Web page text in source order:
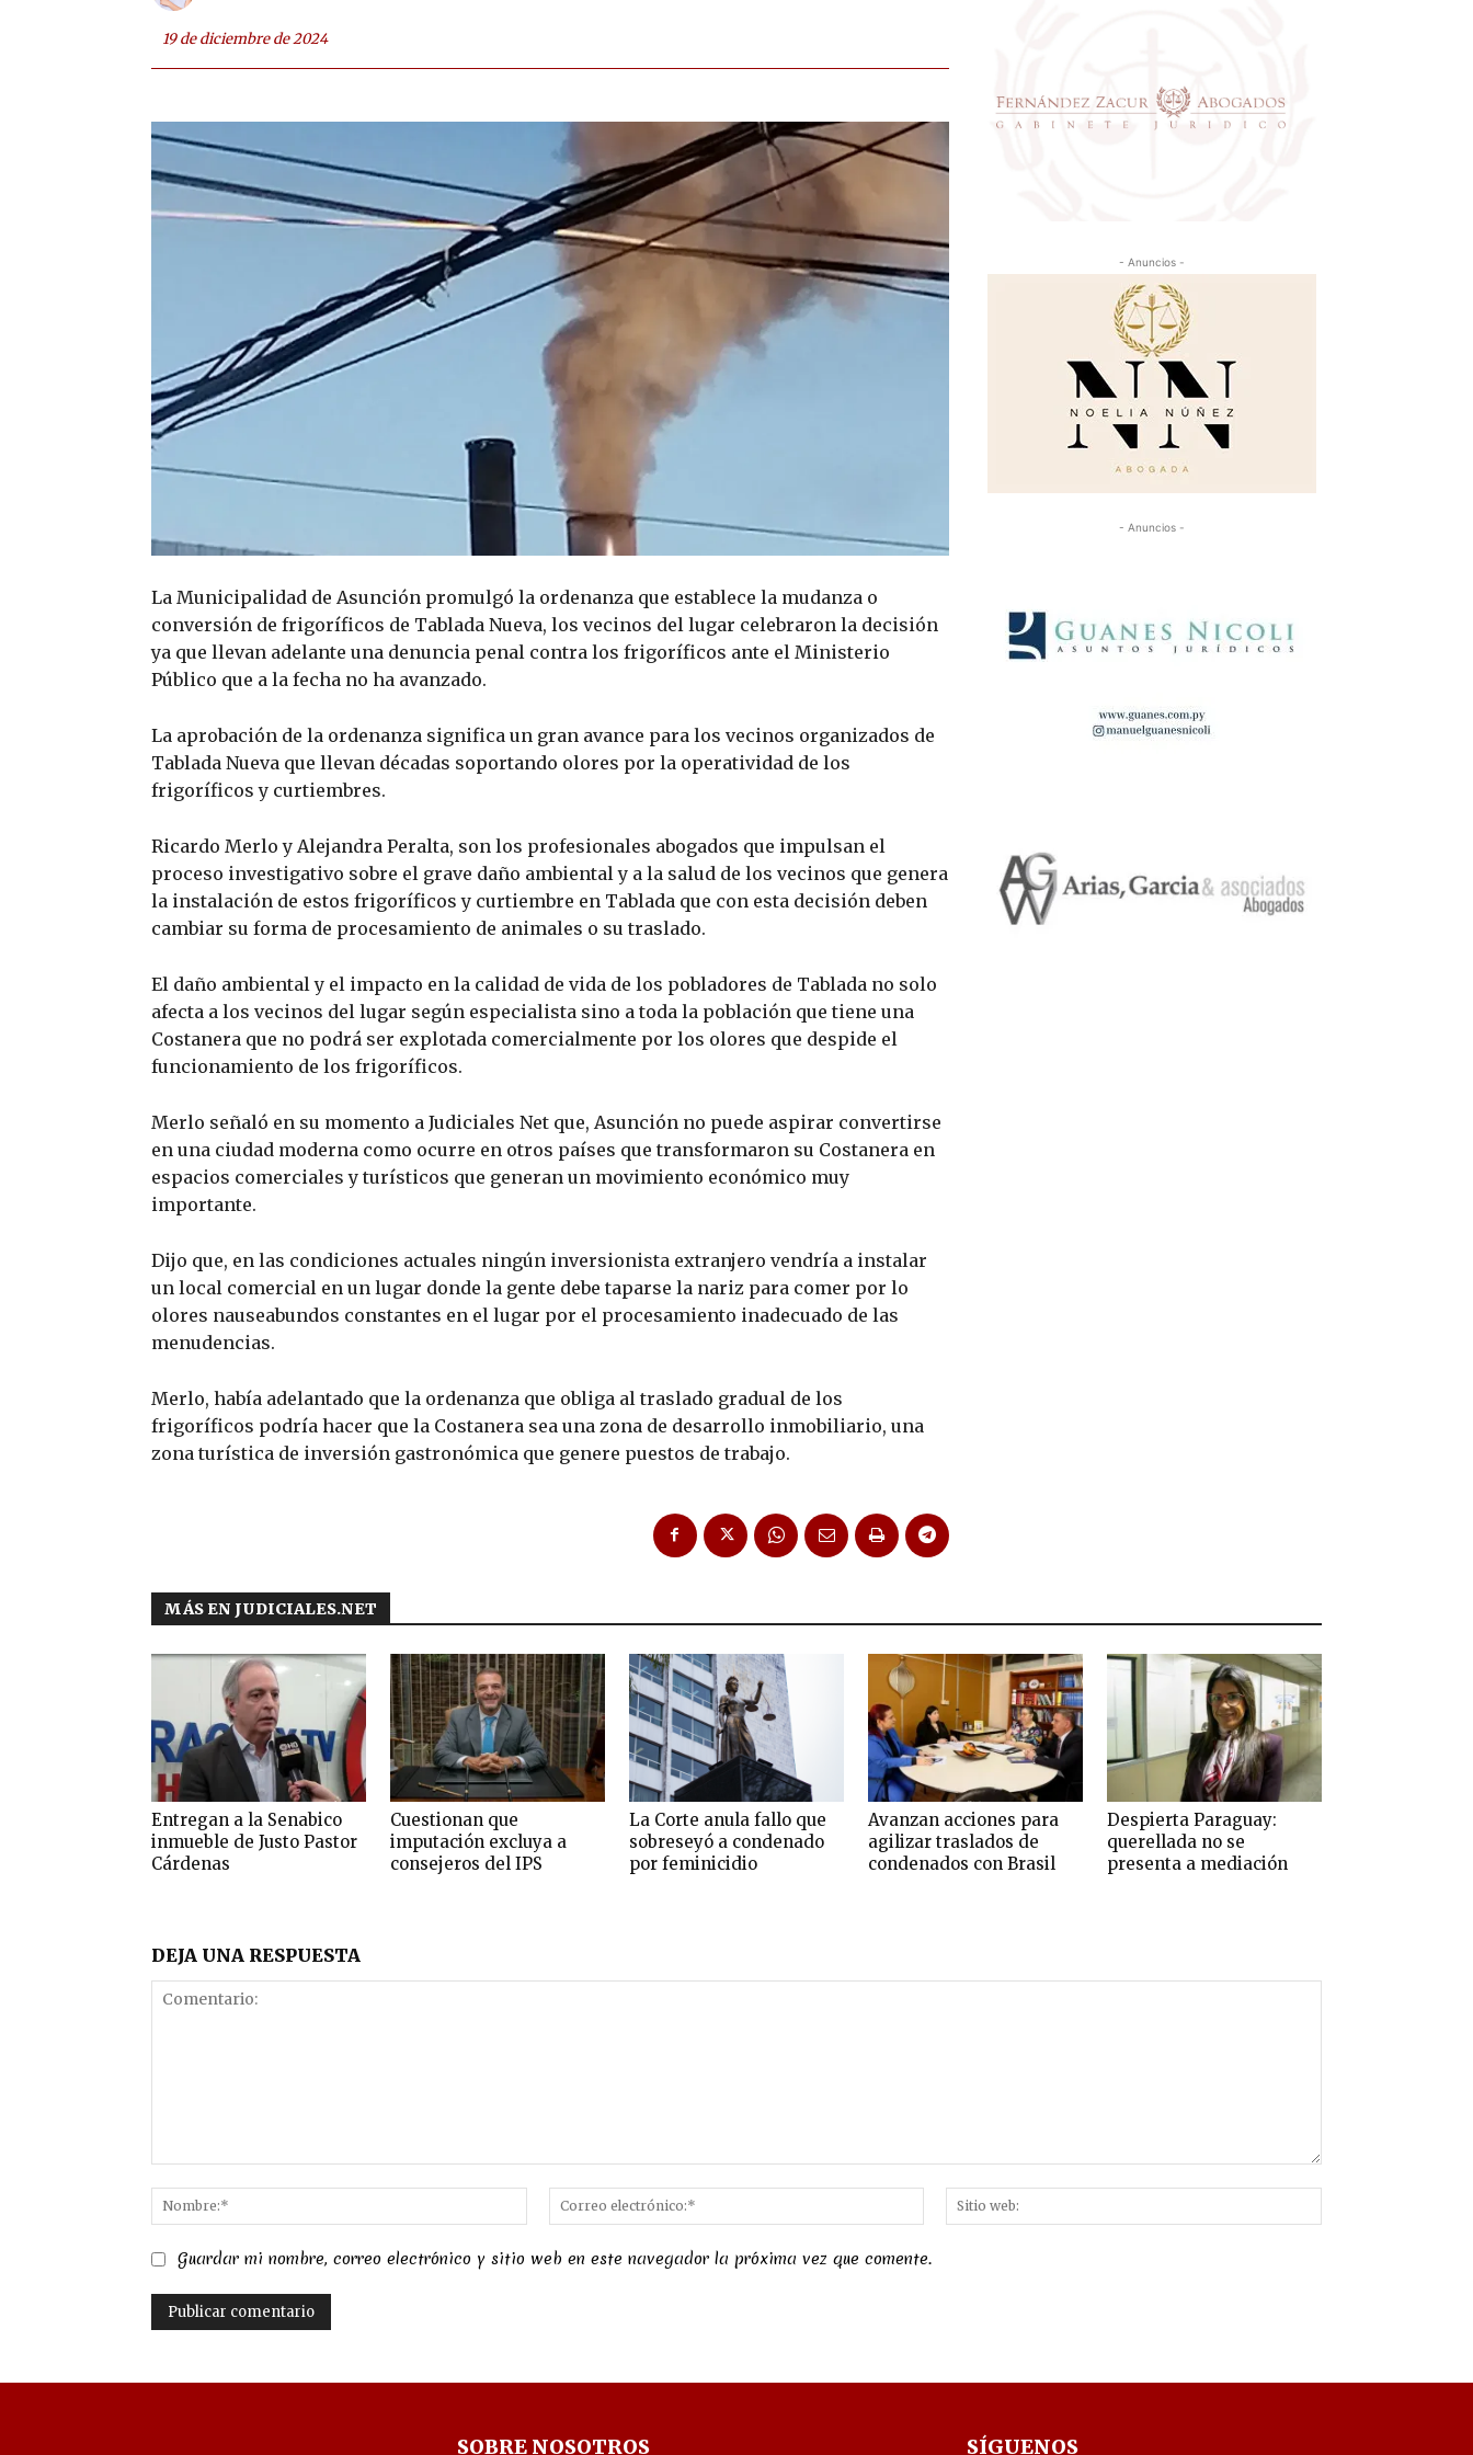
19 de diciembre de 2024
La Municipalidad de Asunción promulgó la ordenanza que establece la mudanza o
conversión de frigoríficos de Tablada Nueva, los vecinos del lugar celebraron la decisión
ya que llevan adelante una denuncia penal contra los frigoríficos ante el Ministerio
Público que a la fecha no ha avanzado.
La aprobación de la ordenanza significa un gran avance para los vecinos organizados de
Tablada Nueva que llevan décadas soportando olores por la operatividad de los
frigoríficos y curtiembres.
Ricardo Merlo y Alejandra Peralta, son los profesionales abogados que impulsan el
proceso investigativo sobre el grave daño ambiental y a la salud de los vecinos que genera
la instalación de estos frigoríficos y curtiembre en Tablada que con esta decisión deben
cambiar su forma de procesamiento de animales o su traslado.
El daño ambiental y el impacto en la calidad de vida de los pobladores de Tablada no solo
afecta a los vecinos del lugar según especialista sino a toda la población que tiene una
Costanera que no podrá ser explotada comercialmente por los olores que despide el
funcionamiento de los frigoríficos.
Merlo señaló en su momento a Judiciales Net que, Asunción no puede aspirar convertirse
en una ciudad moderna como ocurre en otros países que transformaron su Costanera en
espacios comerciales y turísticos que generan un movimiento económico muy
importante.
Dijo que, en las condiciones actuales ningún inversionista extranjero vendría a instalar
un local comercial en un lugar donde la gente debe taparse la nariz para comer por lo
olores nauseabundos constantes en el lugar por el procesamiento inadecuado de las
menudencias.
Merlo, había adelantado que la ordenanza que obliga al traslado gradual de los
frigoríficos podría hacer que la Costanera sea una zona de desarrollo inmobiliario, una
zona turística de inversión gastronómica que genere puestos de trabajo.
- Anuncios -
- Anuncios -
MÁS EN JUDICIALES.NET
Entregan a la Senabico
inmueble de Justo Pastor
Cárdenas
Cuestionan que
imputación excluya a
consejeros del IPS
La Corte anula fallo que
sobreseyó a condenado
por feminicidio
Avanzan acciones para
agilizar traslados de
condenados con Brasil
Despierta Paraguay:
querellada no se
presenta a mediación
DEJA UNA RESPUESTA
Nombre:*
Correo
electrónico:*
web:
Guardar mi nombre, correo electrónico y sitio web en este navegador la próxima vez que comente.
SOBRE NOSOTROS SÍGUENOS